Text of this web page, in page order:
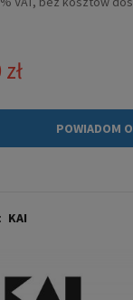
POWIADOM
KAI